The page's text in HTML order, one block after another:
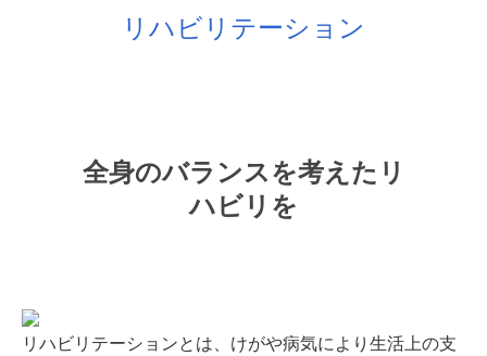
リハビリテーション
全身のバランスを考えたリ
ハビリを
リハビリテーションとは、けがや病気により生活上の支